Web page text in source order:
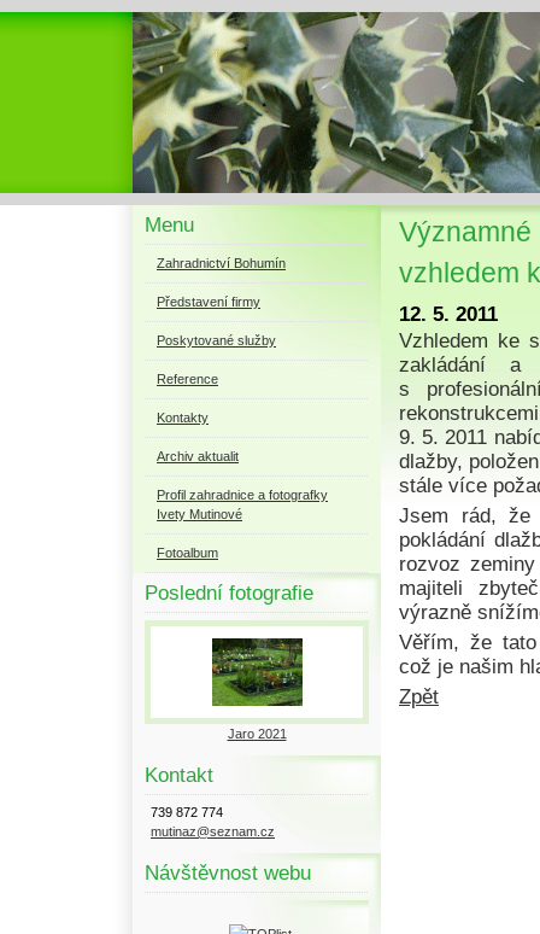
Menu
Zahradnictví Bohumín
Představení firmy
Poskytované služby
Reference
Kontakty
Archiv aktualit
Profil zahradnice a fotografky
Ivety Mutinové
Fotoalbum
Poslední fotografie
Jaro 2021
Kontakt
739 872 774
mutinaz@seznam.cz
Návštěvnost webu
vzhledem
12. 5. 2011
Vzhledem ke
zakládání a
s
9. 5. 2011
dlažby,
stále více
Jsem rád,
pokládání
rozvoz
majiteli
výrazně
Věřím, že
což je našim
Zpět